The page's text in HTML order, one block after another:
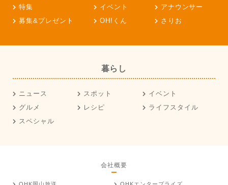
特集
イベント
アナウンサー
募集&プレゼント
OH!くん さりお
暮らし
ニュース スポット
イベント
グルメ
レシピ
ライフスタイル
スペシャル
会社概要